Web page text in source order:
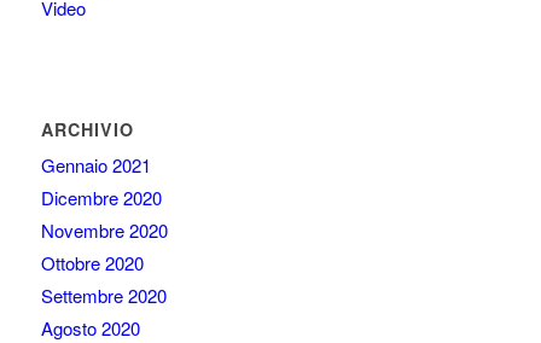
Video
ARCHIVIO
Gennaio 2021
Dicembre 2020
Novembre 2020
Ottobre 2020
Settembre 2020
Agosto 2020